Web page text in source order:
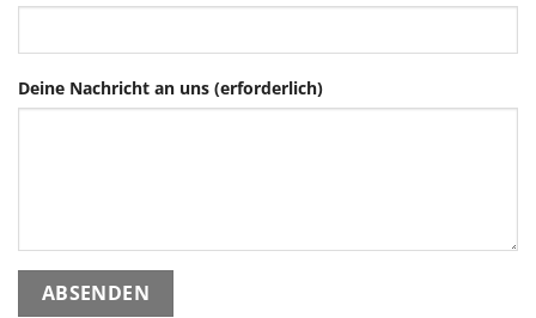
Deine Nachricht an uns (erforderlich)